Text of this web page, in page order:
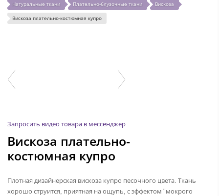
Натуральные ткани Плательно-блузочные ткани Вискоза
Вискоза плательно-костюмная купро
Запросить видео товара в мессенджер
Вискоза плательно-
костюмная купро
Плотная дизайнерская вискоза купро песочного цвета. Ткань
хорошо струится, приятная на ощупь, с эффектом "мокрого